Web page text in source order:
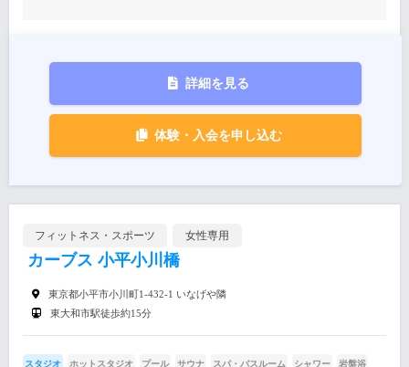
詳細を見る
体験・入会を申し込む
フィットネス・スポーツ 女性専用
カーブス 小平小川橋
東京都小平市小川町1-432-1 いなげや隣
東大和市駅徒歩約15分
スタジオ ホットスタジオ プール サウナ スパ・バスルーム シャワー 岩盤浴